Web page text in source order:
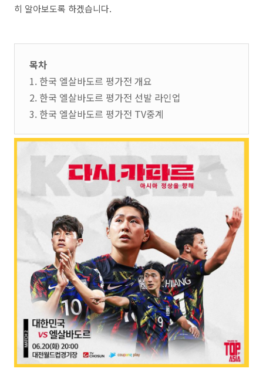
히 알아보도록 하겠습니다.
목차
1. 한국 엘살바도르 평가전 개요
2. 한국 엘살바도르 평가전 선발 라인업
3. 한국 엘살바도르 평가전 TV중계